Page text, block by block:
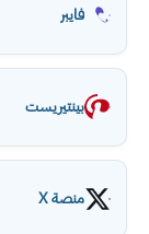
فايبر
بينتيريست
منصة X